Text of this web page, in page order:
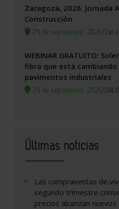
Zaragoza, 2026. Jornada
Construcción
24 de septiembre, 2026/
WEBINAR GRATUITO:
fibra que está
pavimentos industriales
24 de septiembre, 2026/
Últimas noticias
Las compraventas de
segundo trimestre
precios alcanzan